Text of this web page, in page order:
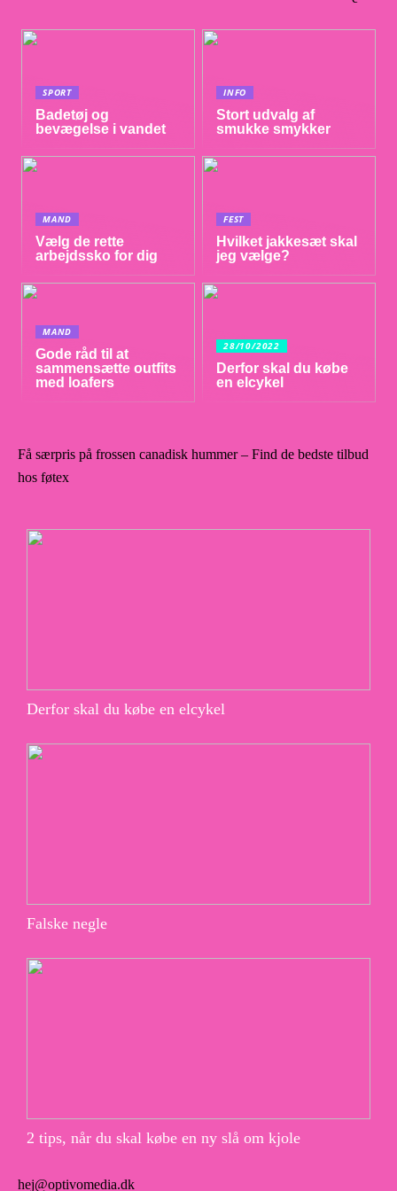
SPORT
Badetøj og
bevægelse i vandet
INFO
Stort udvalg af
smukke smykker
MAND
Vælg de rette
arbejdssko for dig
FEST
Hvilket jakkesæt skal
jeg vælge?
MAND
Gode råd til at
sammensætte outfits
med loafers
28/10/2022
Derfor skal du købe
en elcykel
Få særpris på frossen canadisk hummer – Find de bedste tilbud
hos føtex
Derfor skal du købe en elcykel
Falske negle
2 tips, når du skal købe en ny slå om kjole
hej@optivomedia.dk